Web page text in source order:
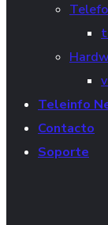
Teleinfo
Contacto
Soporte